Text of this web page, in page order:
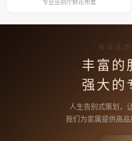
专业告别厅鲜花布置
高端品
丰富的
强大的
人生告别式策划，
我们为家属提供高